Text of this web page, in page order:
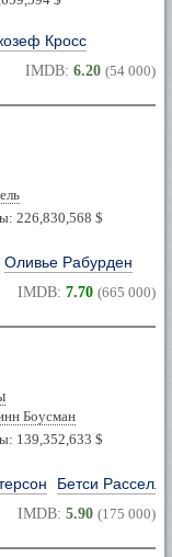
Кросс
IMDB: 6.20 (54 000)
226,830,568 $
Оливье Рабурден
IMDB: 7.70 (665 000)
Боусман
139,352,633 $
Бетси Расселл
IMDB: 5.90 (175 000)